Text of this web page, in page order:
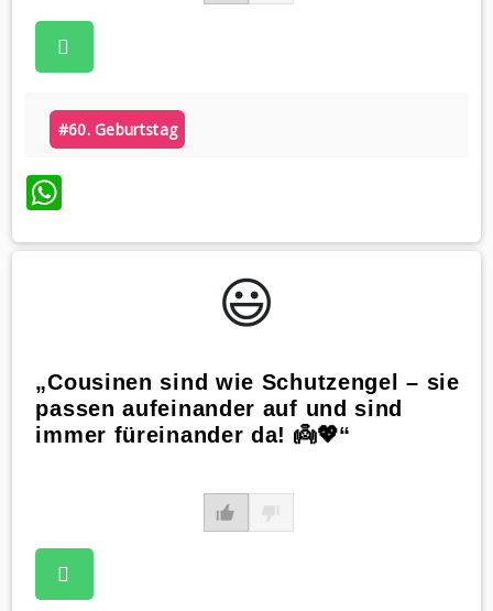
#60. Geburtstag
WhatsApp
😃️
„Cousinen sind wie Schutzengel – sie
passen aufeinander auf und sind
immer füreinander da! 👼💖“